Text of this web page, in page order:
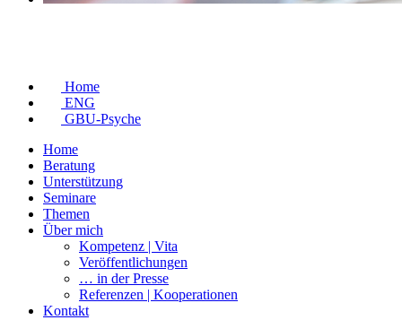
Home
ENG
GBU-Psyche
Home
Beratung
Unterstützung
Seminare
Themen
Über mich
Kompetenz | Vita
Veröffentlichungen
… in der Presse
Referenzen | Kooperationen
Kontakt